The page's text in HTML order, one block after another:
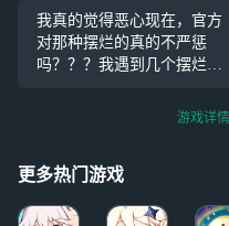
的MOBA游戏，带
给你怎样的全新体
验？快来一起讨论
讨论吧！ 活动时
英雄
我真的觉得恶心现在，官方
对那种摆烂的真的不严惩
吗？？？我遇到几个摆烂
么都没做却被扣信誉分。我
游戏详
更多热门游戏